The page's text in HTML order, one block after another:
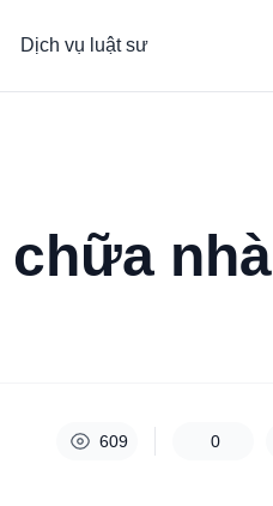
Dịch vụ luật sư
nhà
609 0